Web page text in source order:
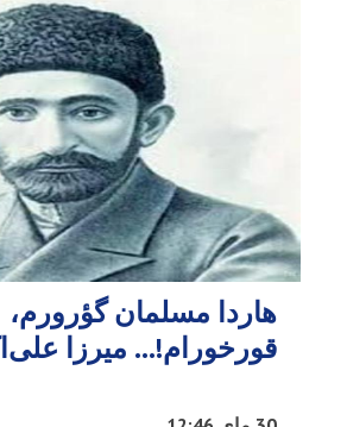
هاردا مسلمان گؤرورم،
قورخورام!… میرزا